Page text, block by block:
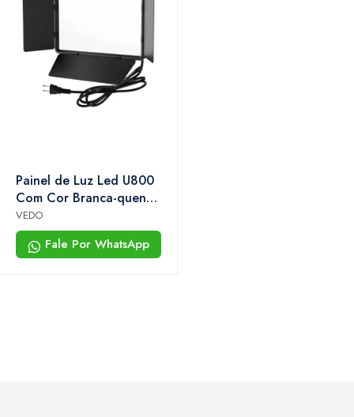
Painel de Luz Led U800
Com Cor Branca-quente
e Branca-fria
VEDO
Fale Por WhatsApp